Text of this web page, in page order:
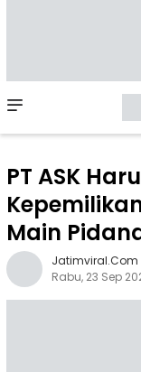
Menu
PT ASK
Main
Jatimviral.com
Rabu, 23 Sep